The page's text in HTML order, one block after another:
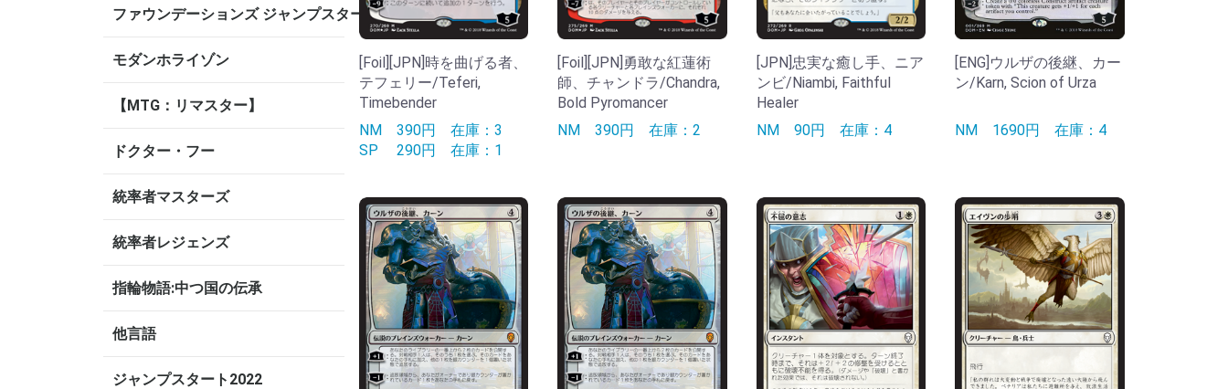
ファウンデーションズ ジャンプスタート
モダンホライゾン
【MTG：リマスター】
ドクター・フー
統率者マスターズ
統率者レジェンズ
指輪物語:中つ国の伝承
他言語
ジャンプスタート2022
[Foil][JPN]時を曲げる者、
テフェリー/Teferi,
Timebender
NM 390円 在庫：3
SP
290円 在庫：1
[Foil][JPN]勇敢な紅蓮術
師、チャンドラ/Chandra,
Bold Pyromancer
NM390円在庫：2
[JPN]忠実な癒し手、ニア
ンビ/Niambi, Faithful
Healer
NM 90円 在庫：4
[ENG]ウルザの後継、カー
ン/Karn, Scion of Urza
NM 1690円在庫：4